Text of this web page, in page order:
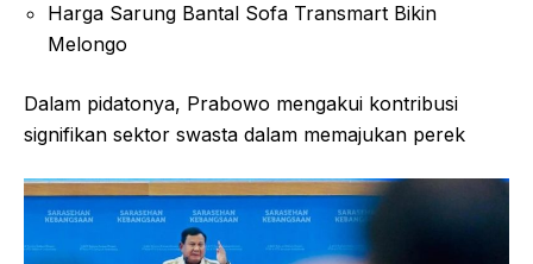
Harga Sarung Bantal Sofa Transmart Bikin
Melongo
Dalam pidatonya, Prabowo mengakui kontribusi
signifikan sektor swasta dalam memajukan perek